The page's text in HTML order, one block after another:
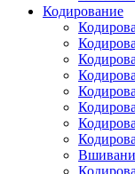
Кодирование